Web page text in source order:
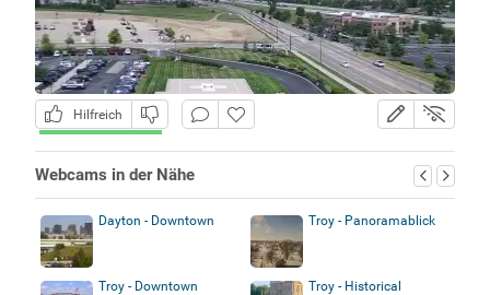
Hilfreich
Webcams in der Nähe
Dayton - Downtown Troy - Panoramablick
Troy - Downtown
Troy - Historical